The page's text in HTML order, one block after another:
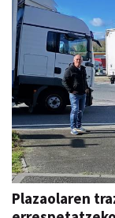
Plazaolaren